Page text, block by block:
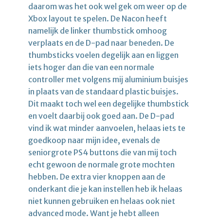
daarom was het ook wel gek om weer op de
Xbox layout te spelen. De Nacon heeft
namelijk de linker thumbstick omhoog
verplaats en de D-pad naar beneden. De
thumbsticks voelen degelijk aan en liggen
iets hoger dan die van een normale
controller met volgens mij aluminium buisjes
in plaats van de standaard plastic buisjes.
Dit maakt toch wel een degelijke thumbstick
en voelt daarbij ook goed aan. De D-pad
vind ik wat minder aanvoelen, helaas iets te
goedkoop naar mijn idee, evenals de
seniorgrote PS4 buttons die van mij toch
echt gewoon de normale grote mochten
hebben. De extra vier knoppen aan de
onderkant die je kan instellen heb ik helaas
niet kunnen gebruiken en helaas ook niet
advanced mode. Want je hebt alleen